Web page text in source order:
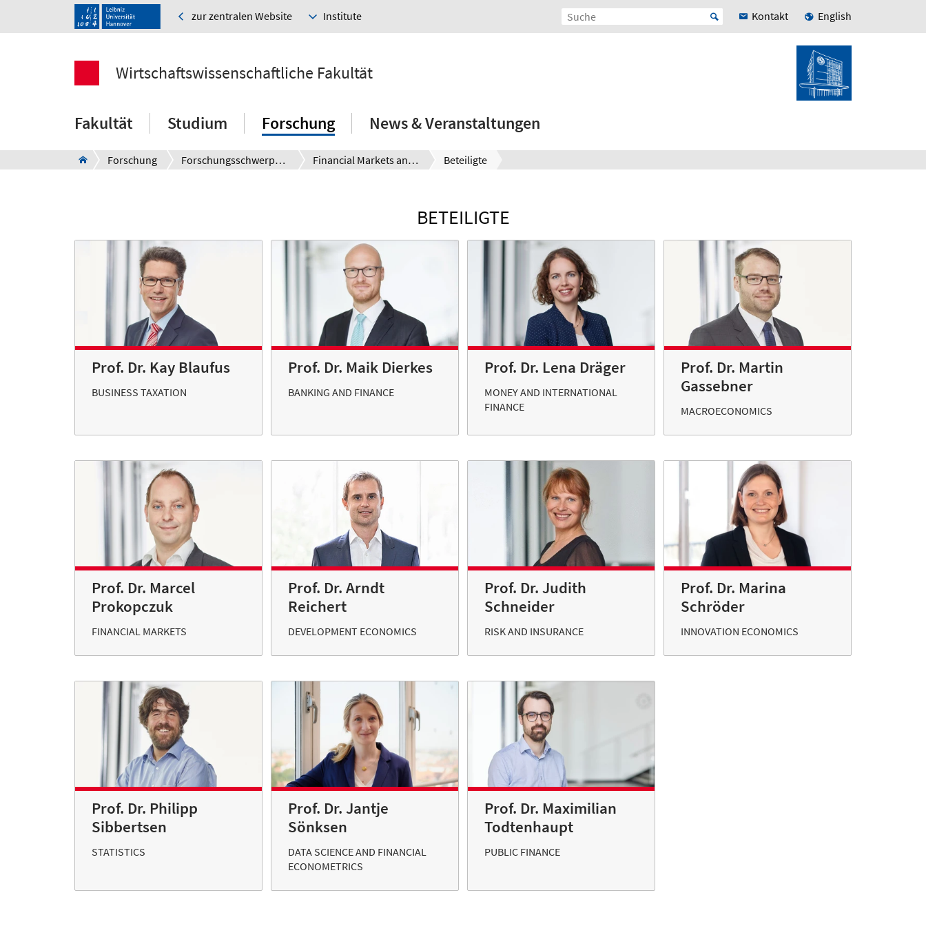
zur zentralen Website Institute Kontakt English
Wirtschaftswissenschaftliche Fakultät
Fakultät Studium Forschung News & Veranstaltungen
Forschung Forschungsschwerpunkte Financial Markets and the Global Challenges Beteiligte
BETEILIGTE
Prof. Dr. Kay Blaufus
BUSINESS TAXATION
Prof. Dr. Maik Dierkes
BANKING AND FINANCE
Prof. Dr. Lena Dräger
MONEY AND INTERNATIONAL
FINANCE
Prof. Dr. Martin
Gassebner
MACROECONOMICS
Prof. Dr. Marcel
Prokopczuk
FINANCIAL MARKETS
Prof. Dr. Arndt
Reichert
DEVELOPMENT ECONOMICS
Prof. Dr. Judith
Schneider
RISK AND INSURANCE
Prof. Dr. Marina
Schröder
INNOVATION ECONOMICS
Prof. Dr. Philipp
Sibbertsen
STATISTICS
Prof. Dr. Jantje
Sönksen
DATA SCIENCE AND FINANCIAL
ECONOMETRICS
Prof. Dr. Maximilian
Todtenhaupt
PUBLIC FINANCE